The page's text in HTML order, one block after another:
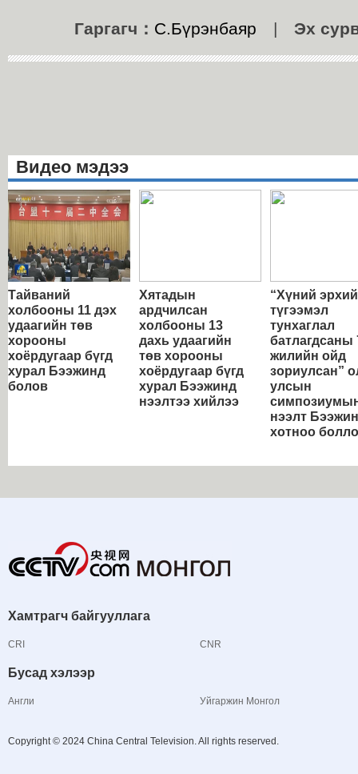
Гаргагч： С.Бүрэнбаяр | Эх
Видео мэдээ
Тайваний
холбооны 11 дэх
удаагийн төв
хорооны
хоёрдугаар бүгд
хурал Бээжинд
болов
Хятадын
ардчилсан
холбооны 13
дахь удаагийн
төв хорооны
хоёрдугаар бүгд
хурал Бээжинд
нээлтээ хийлээ
“Хүний
түгээмэл
тунхаглал
батлагдсаны
жилийн ойд
зориулсан”
улсын
нээлт Бээжин
хотноо
Хамтрагч байгууллага
CRI CNR
Бусад хэлээр
Англи Уйгаржин Монгол
Copyright © 2024 China Central Television. All rights reserved.